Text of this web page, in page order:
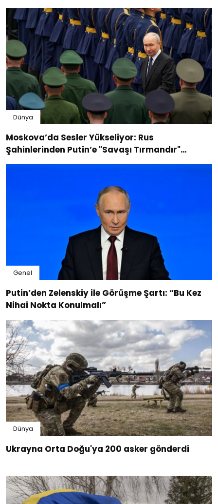
Dünya
Moskova’da Sesler Yükseliyor: Rus
Şahinlerinden Putin’e "Savaşı Tırmandır"
Baskısı
Genel
Putin’den Zelenskiy ile Görüşme Şartı: “Bu Kez
Nihai Nokta Konulmalı”
Dünya
Ukrayna Orta Doğu'ya 200 asker gönderdi